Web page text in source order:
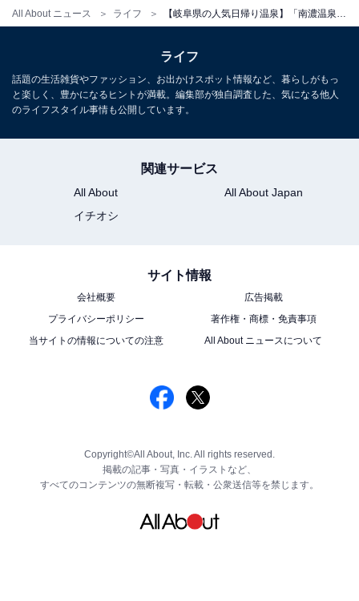
All About ニュース ライフ
ライフ
話題の生活雑貨やファッション、お出かけスポット情報など、暮らしがもっ
と楽しく、豊かになるヒントが満載。編集部が独自調査した、気になる他人
のライフスタイル事情も公開しています。
関連サービス
All About
All About Japan
イチオシ
サイト情報
会社概要
広告掲載
プライバシーポリシー
著作権・商標・免責事項
当サイトの情報についての注意
All About ニュースについて
Copyright©All About, Inc. All rights reserved.
掲載の記事・写真・イラストなど、
すべてのコンテンツの無断複写・転載・公衆送信等を禁じます。